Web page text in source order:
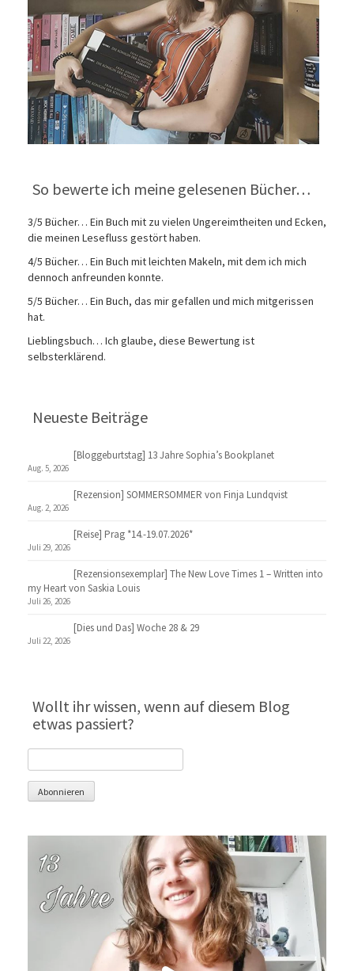
So bewerte ich meine gelesenen Bücher…
3/5 Bücher… Ein Buch mit zu vielen Ungereimtheiten und Ecken,
die meinen Lesefluss gestört haben.
4/5 Bücher… Ein Buch mit leichten Makeln, mit dem ich mich
dennoch anfreunden konnte.
5/5 Bücher… Ein Buch, das mir gefallen und mich mitgerissen
hat.
Lieblingsbuch… Ich glaube, diese Bewertung ist
selbsterklärend.
Neueste Beiträge
[Bloggeburtstag] 13 Jahre Sophia’s Bookplanet
Aug. 5, 2026
[Rezension] SOMMERSOMMER von Finja Lundqvist
Aug. 2, 2026
[Reise] Prag *14.-19.07.2026*
Juli 29, 2026
[Rezensionsexemplar] The New Love Times 1 – Written into
my Heart von Saskia Louis
Juli 26, 2026
[Dies und Das] Woche 28 & 29
Juli 22, 2026
Wollt ihr wissen, wenn auf diesem Blog
etwas passiert?